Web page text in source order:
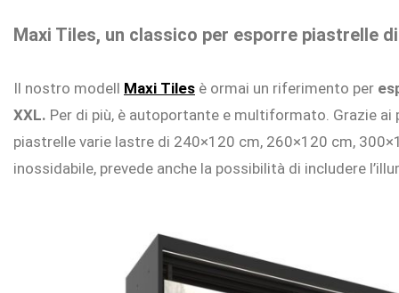
Maxi Tiles, un classico per esporre piastrelle
Il nostro modell Maxi Tiles è ormai un riferimento per
XXL. Per di più, è autoportante e multiformato. Grazie
piastrelle varie lastre di 240×120 cm, 260×120 cm,
inossidabile, prevede anche la possibilità di includere